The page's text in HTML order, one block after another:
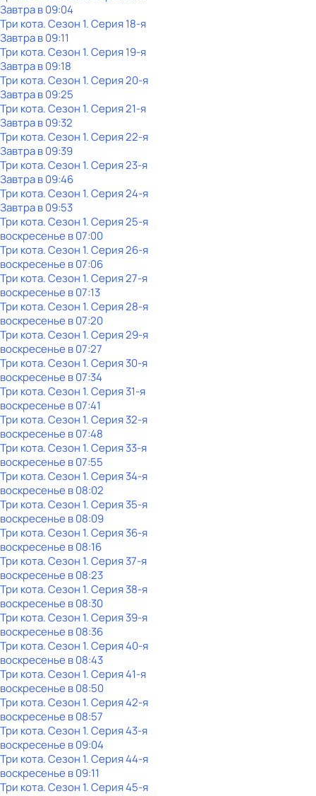
Завтра в 09:04
Три кота. Сезон 1. Серия 18-я
Завтра в 09:11
Три кота. Сезон 1. Серия 19-я
Завтра в 09:18
Три кота. Сезон 1. Серия 20-я
Завтра в 09:25
Три кота. Сезон 1. Серия 21-я
Завтра в 09:32
Три кота. Сезон 1. Серия 22-я
Завтра в 09:39
Три кота. Сезон 1. Серия 23-я
Завтра в 09:46
Три кота. Сезон 1. Серия 24-я
Завтра в 09:53
Три кота. Сезон 1. Серия 25-я
воскресенье в07:00
Три кота. Сезон 1. Серия 26-я
воскресенье в07:06
Три кота. Сезон 1. Серия 27-я
воскресенье в07:13
Три кота. Сезон 1. Серия 28-я
воскресенье в07:20
Три кота. Сезон 1. Серия 29-я
воскресенье в07:27
Три кота. Сезон 1. Серия 30-я
воскресенье в07:34
Три кота. Сезон 1. Серия 31-я
воскресенье в07:41
Три кота. Сезон 1. Серия 32-я
воскресенье в07:48
Три кота. Сезон 1. Серия 33-я
воскресенье в07:55
Три кота. Сезон 1. Серия 34-я
воскресенье в08:02
Три кота. Сезон 1. Серия 35-я
воскресенье в08:09
Три кота. Сезон 1. Серия 36-я
воскресенье в08:16
Три кота. Сезон 1. Серия 37-я
воскресенье в08:23
Три кота. Сезон 1. Серия 38-я
воскресенье в08:30
Три кота. Сезон 1. Серия 39-я
воскресенье в08:36
Три кота. Сезон 1. Серия 40-я
воскресенье в08:43
Три кота. Сезон 1. Серия 41-я
воскресенье в08:50
Три кота. Сезон 1. Серия 42-я
воскресенье в08:57
Три кота. Сезон 1. Серия 43-я
воскресенье в09:04
Три кота. Сезон 1. Серия 44-я
воскресенье в09:11
Три кота. Сезон 1. Серия 45-я